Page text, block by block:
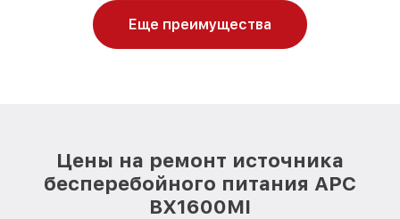
Еще преимущества
Цены на ремонт источника
бесперебойного питания APC
BX1600MI